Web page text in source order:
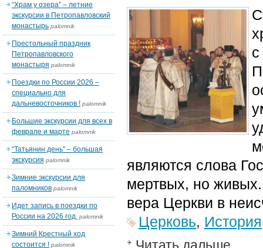
являются слова
мертвых, но
вера Церкви в
Церковь, История
“Храм у озера” – летние
экскурсии в Петропавловский
монастырь palomnik
Престольный праздник
Петропавловского
монастыря palomnik
Поездки по России 2026 –
специально для
дальневосточников ! palomnik
Большие экскурсии для всех в
феврале и марте palomnik
“Татьянин день” – большая
экскурсия palomnik
Зимние экскурсии для
паломников palomnik
Идет запись в поездки по
России на 2026 год. palomnik
Зимний Крестный ход
состоится ! palomnik